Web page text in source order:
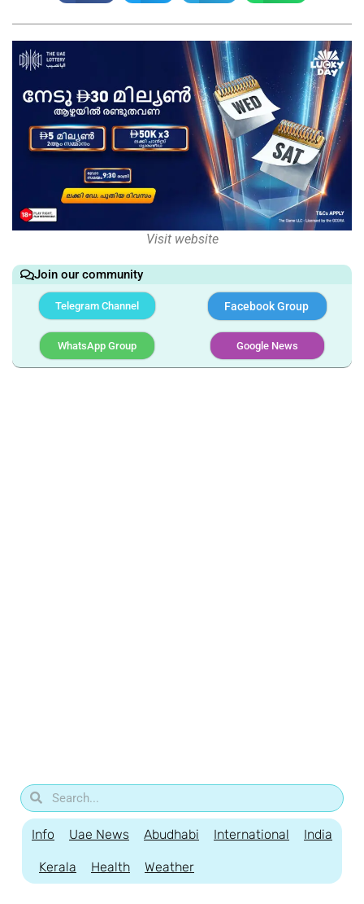
Visit website
Join our community
Telegram Channel Facebook Group
WhatsApp Group Google News
Info Uae News Abudhabi International India
Kerala Health Weather